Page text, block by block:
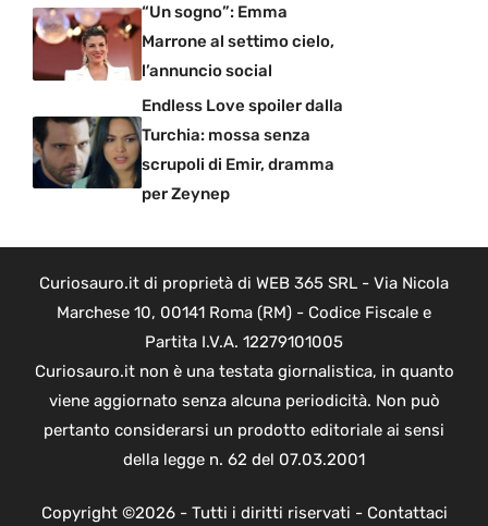
“Un sogno”: Emma
Marrone al settimo cielo,
l’annuncio social
Endless Love spoiler dalla
Turchia: mossa senza
scrupoli di Emir, dramma
per Zeynep
Curiosauro.it di proprietà di WEB 365 SRL - Via Nicola
Marchese 10, 00141 Roma (RM) - Codice Fiscale e
Partita I.V.A. 12279101005
Curiosauro.it non è una testata giornalistica, in quanto
viene aggiornato senza alcuna periodicità. Non può
pertanto considerarsi un prodotto editoriale ai sensi
della legge n. 62 del 07.03.2001
Copyright ©2026 - Tutti i diritti riservati - Contattaci